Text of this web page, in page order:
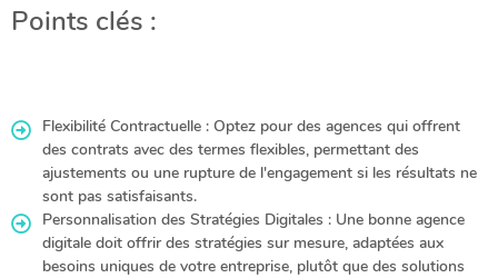
Points clés :
Flexibilité Contractuelle : Optez pour des agences qui offrent
des contrats avec des termes flexibles, permettant des
ajustements ou une rupture de l'engagement si les résultats ne
sont pas satisfaisants.
Personnalisation des Stratégies Digitales : Une bonne agence
digitale doit offrir des stratégies sur mesure, adaptées aux
besoins uniques de votre entreprise, plutôt que des solutions